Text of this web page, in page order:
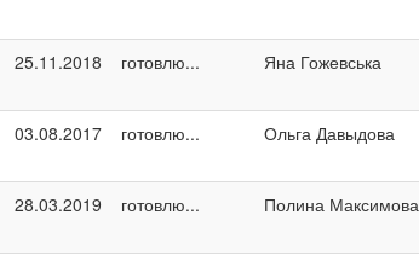
25.11.2018 готовлю... Яна Гожевська
03.08.2017 готовлю... Ольга Давыдова
28.03.2019 готовлю... Полина Максимова